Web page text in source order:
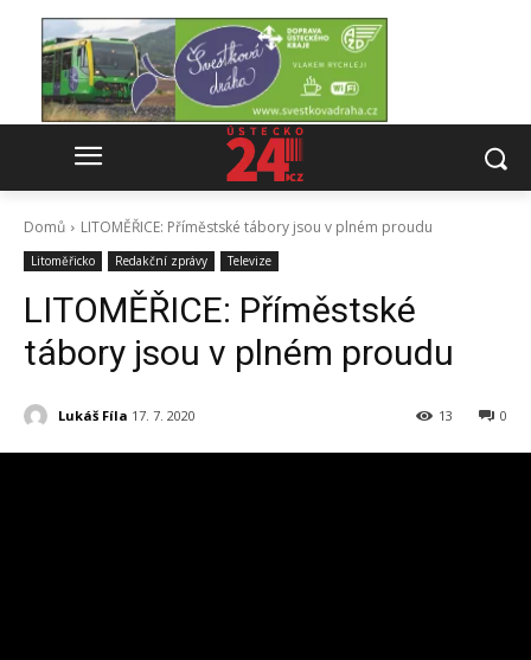
Domů LITOMĚŘICE: Příměstské tábory jsou v plném proudu
Litoměřicko Redakční zprávy Televize
LITOMĚŘICE: Příměstské
tábory jsou v plném proudu
Lukáš Fíla 17. 7. 2020 0
13